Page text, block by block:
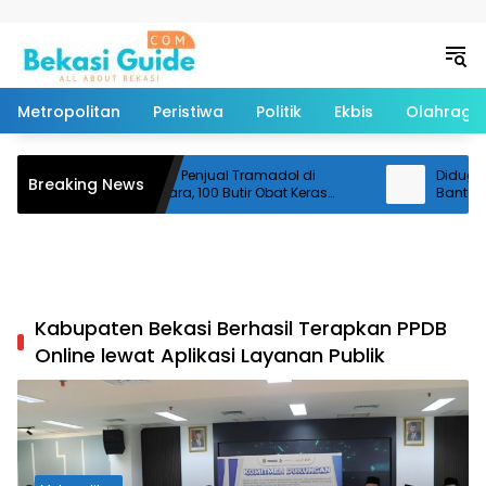
Metropolitan Peristiwa Politik Ekbis Olahraga
Breaking News
Polisi Ringkus Penjual Tramadol di
Cikarang Utara, 100 Butir Obat Keras
Disita
Diduga
Pemotor
Kabupaten Bekasi Berhasil Terapkan PPDB
Online lewat Aplikasi Layanan Publik